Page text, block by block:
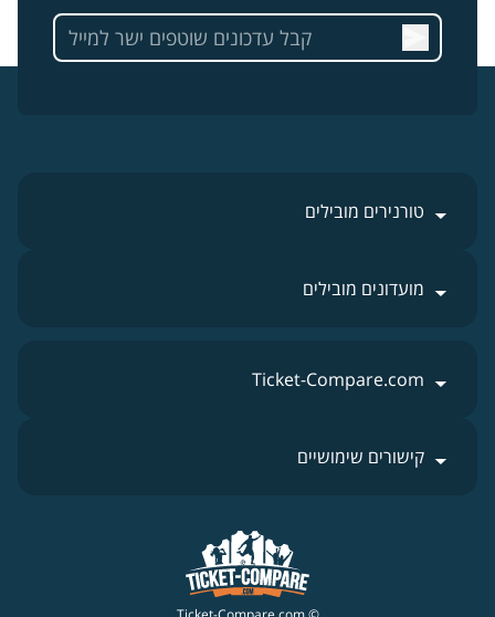
טורנירים מובילים
מועדונים מובילים
Ticket-Compare.com
קישורים שימושיים